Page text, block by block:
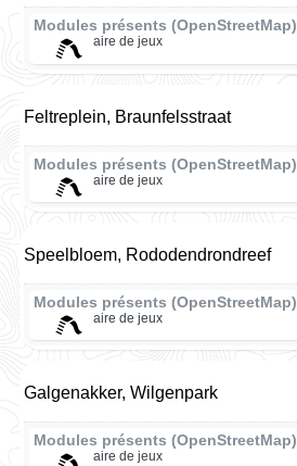
Modules présents (OpenStreetMap)
aire de jeux
Feltreplein, Braunfelsstraat
Modules présents (OpenStreetMap)
aire de jeux
Speelbloem, Rododendrondreef
Modules présents (OpenStreetMap)
aire de jeux
Galgenakker, Wilgenpark
Modules présents (OpenStreetMap)
aire de jeux